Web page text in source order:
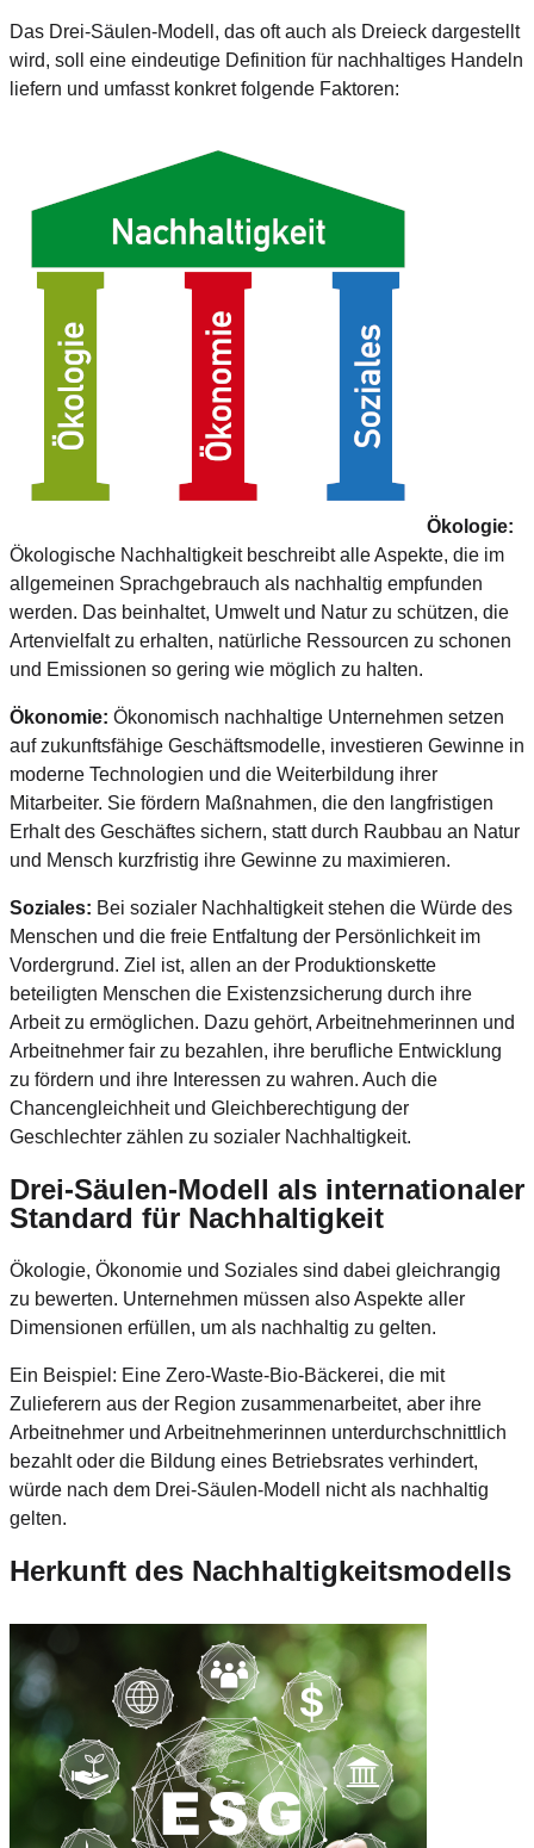
Das Drei-Säulen-Modell, das oft auch als Dreieck dargestellt
wird, soll eine eindeutige Definition für nachhaltiges Handeln
liefern und umfasst konkret folgende Faktoren:
Ökologie:
Ökologische Nachhaltigkeit beschreibt alle Aspekte, die im
allgemeinen Sprachgebrauch als nachhaltig empfunden
werden. Das beinhaltet, Umwelt und Natur zu schützen, die
Artenvielfalt zu erhalten, natürliche Ressourcen zu schonen
und Emissionen so gering wie möglich zu halten.
Ökonomie: Ökonomisch nachhaltige Unternehmen setzen
auf zukunftsfähige Geschäftsmodelle, investieren Gewinne in
moderne Technologien und die Weiterbildung ihrer
Mitarbeiter. Sie fördern Maßnahmen, die den langfristigen
Erhalt des Geschäftes sichern, statt durch Raubbau an Natur
und Mensch kurzfristig ihre Gewinne zu maximieren.
Soziales: Bei sozialer Nachhaltigkeit stehen die Würde des
Menschen und die freie Entfaltung der Persönlichkeit im
Vordergrund. Ziel ist, allen an der Produktionskette
beteiligten Menschen die Existenzsicherung durch ihre
Arbeit zu ermöglichen. Dazu gehört, Arbeitnehmerinnen und
Arbeitnehmer fair zu bezahlen, ihre berufliche Entwicklung
zu fördern und ihre Interessen zu wahren. Auch die
Chancengleichheit und Gleichberechtigung der
Geschlechter zählen zu sozialer Nachhaltigkeit.
Drei-Säulen-Modell als internationaler
Standard für Nachhaltigkeit
Ökologie, Ökonomie und Soziales sind dabei gleichrangig
zu bewerten. Unternehmen müssen also Aspekte aller
Dimensionen erfüllen, um als nachhaltig zu gelten.
Ein Beispiel: Eine Zero-Waste-Bio-Bäckerei, die mit
Zulieferern aus der Region zusammenarbeitet, aber ihre
Arbeitnehmer und Arbeitnehmerinnen unterdurchschnittlich
bezahlt oder die Bildung eines Betriebsrates verhindert,
würde nach dem Drei-Säulen-Modell nicht als nachhaltig
gelten.
Herkunft des Nachhaltigkeitsmodells